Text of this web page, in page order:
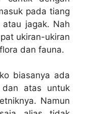
pada tiang
jagak. Nah
ukiran-ukiran
dan fauna.
biasanya ada
atas untuk
Namun